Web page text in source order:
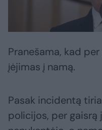
Pranešama, kad
įėjimas į namą.
Pasak incidentą
policijos, per gaisrą